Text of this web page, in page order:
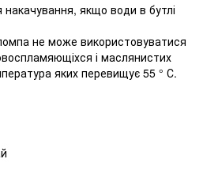
якщо води в бутлі
не може використовуватися
і маслянистих
яких перевищує 55 ° С.